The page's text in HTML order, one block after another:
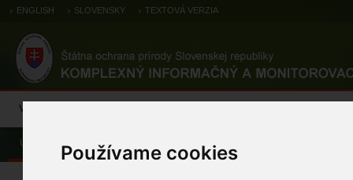
Používame cookies
ENGLISH SLOVENSKY TEXTOVÁ VERZIA
Výsledky monitoringu
Úvod Pozorovania a výskytové dáta